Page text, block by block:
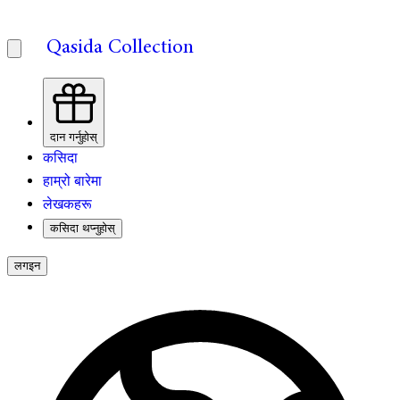
Qasida Collection
दान गर्नुहोस्
कसिदा
हाम्रो बारेमा
लेखकहरू
कसिदा थप्नुहोस्
लगइन